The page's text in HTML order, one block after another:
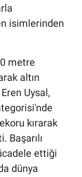
isimlerinden
metre
altın
Uysal,
kırarak
Başarılı
ettiği
dünya